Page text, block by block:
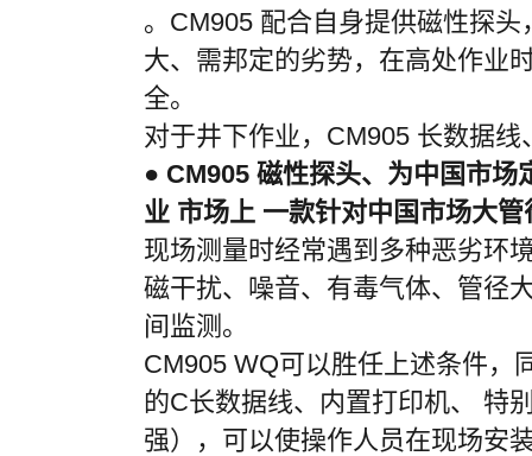
。 CM905 配合自身提供磁性探
大、需邦定的劣势，在高处作业
全。
对于井下作业， CM905 长数据线
● CM905 磁性探头、为中国市场
业 市场上 一款针对中国市场大
现场测量时经常遇到多种恶劣环
磁干扰、噪音、有毒气体、管径
间监测。
CM905 WQ可以胜任上述条件，
的C长数据线、内置打印机、 特
强），可以使操作人员在现场安